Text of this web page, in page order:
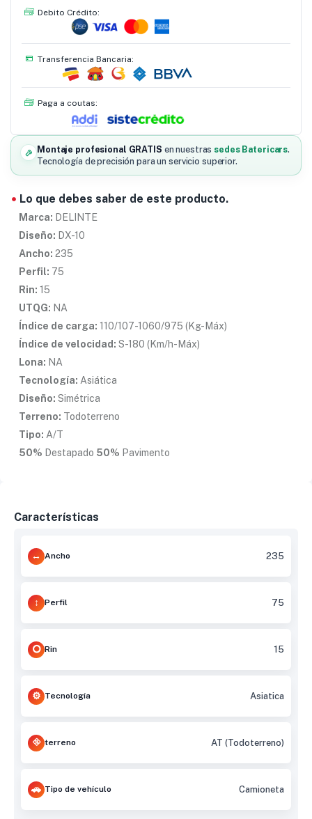
Debito Crédito:
Transferencia Bancaria:
Paga a coutas:
Montaje profesional GRATIS en nuestras sedes Batericars.
Tecnología de precisión para un servicio superior.
Lo que debes saber de este producto.
Marca: DELINTE
Diseño: DX-10
Ancho: 235
Perfil: 75
Rin: 15
UTQG: NA
Índice de carga: 110/107-1060/975 (Kg-Máx)
Índice de velocidad: S-180 (Km/h-Máx)
Lona: NA
Tecnología: Asiática
Diseño: Simétrica
Terreno: Todoterreno
Tipo: A/T
50% Destapado 50% Pavimento
Características
Ancho 235
Perfil 75
Rin 15
Tecnología Asiatica
terreno AT (Todoterreno)
Tipo de vehículo Camioneta